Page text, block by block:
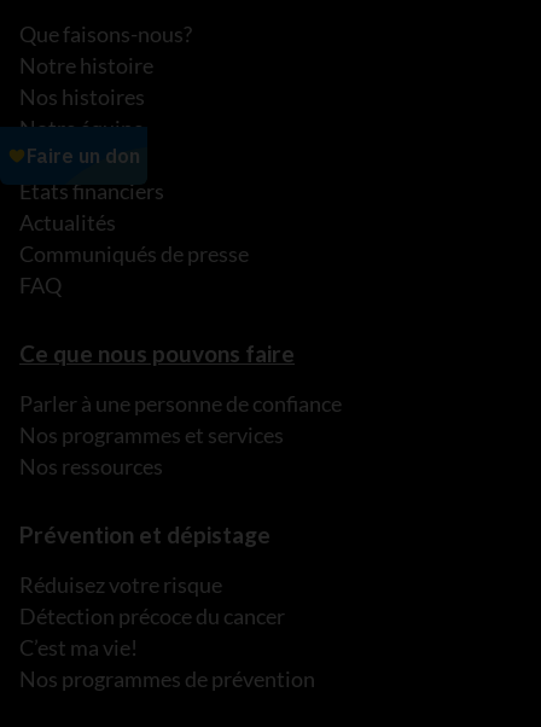
Que faisons-nous?
Notre histoire
Nos histoires
Notre équipe
Partenariats
États financiers
Actualités
Communiqués de presse
FAQ
Ce que nous pouvons faire
Parler à une personne de confiance
Nos programmes et services
Nos ressources
Prévention et dépistage
Réduisez votre risque
Détection précoce du cancer
C’est ma vie!
Nos programmes de prévention